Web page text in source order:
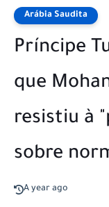
Arábia Saudita
Príncipe
que
resistiu à
sobre
A year ago